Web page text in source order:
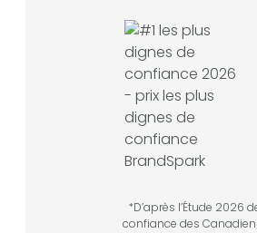
*D’après l’Étude 2026
confiance des